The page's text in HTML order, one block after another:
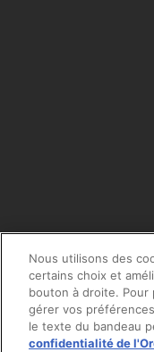
Nous utilisons des
certains choix et
bouton à droite. Pour
gérer vos
le texte du bandeau
confidentialité de